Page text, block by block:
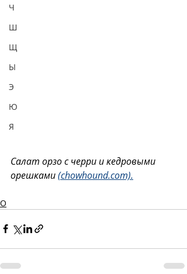
Ч
Ш
Щ
Ы
Э
Ю
Я
Салат орзо с черри и кедровыми
орешками (chowhound.com).
О